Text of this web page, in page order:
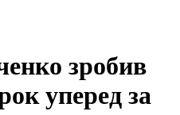
зробив
уперед за